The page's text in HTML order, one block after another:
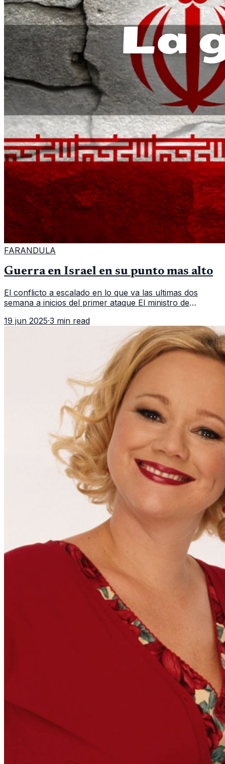
FARANDULA
Guerra en Israel en su punto mas alto
El conflicto a escalado en lo que va las ultimas dos
semana a inicios del primer ataque El ministro de
previsto visitar Turquía
19 jun 2025·3 min read